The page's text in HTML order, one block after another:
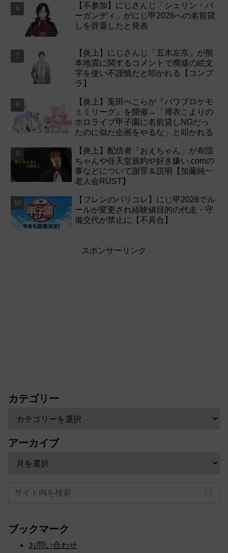
【不参加】にじさんじ「シェリン・バ
ーガンディ」がにじ甲2026への名前貸
しを辞退したと発表
【炎上】にじさんじ「五木左京」が熊
本地震に関するコメントで廃墟の絵文
字を使い不謹慎だと叩かれる【コンプ
ラ】
【炎上】兎田ぺこらが『パワプロケモ
ミミリーグ』を開催→「博衣こよりの
ホロライブ甲子園に名前貸しNGだっ
たのに似た企画をやるな」と叩かれる
【炎上】配信者「おえちゃん」が布団
ちゃんや任天堂規約や好き嫌い.comの
事などについて謝罪＆説明【加藤純一
老人会RUST】
【フレンのパリコレ】にじ甲2026でル
ールが変更され経験値目的の代走・守
備交代が禁止に【不具合】
スポンサーリンク
カテゴリー
アーカイブ
ブックマーク
お問い合わせ